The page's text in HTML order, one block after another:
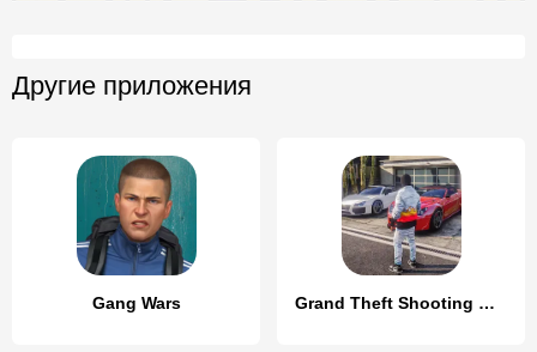
Другие приложения
Gang Wars Grand Theft Shooting Games 3D